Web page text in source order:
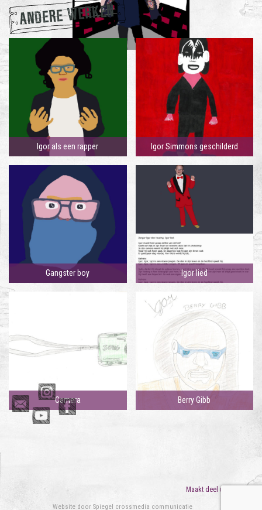
ANDERE WERKEN
Igor als een rapper Igor Simmons geschilderd
Gangster boy Igor lied
Camera Berry Gibb
Maakt deel uit van
Website door Spiegel crossmedia communicatie